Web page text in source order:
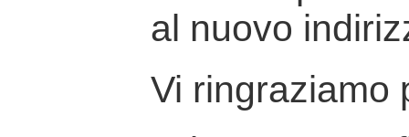
al nuovo
Vi ringraziamo